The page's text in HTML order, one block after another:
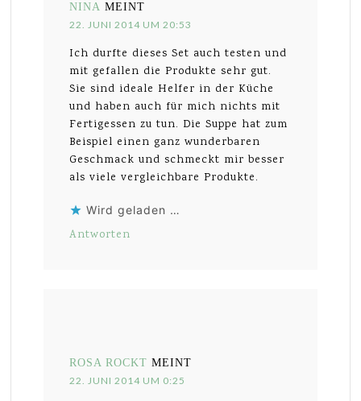
NINA MEINT
22. JUNI 2014 UM 20:53
Ich durfte dieses Set auch testen und
mit gefallen die Produkte sehr gut.
Sie sind ideale Helfer in der Küche
und haben auch für mich nichts mit
Fertigessen zu tun. Die Suppe hat zum
Beispiel einen ganz wunderbaren
Geschmack und schmeckt mir besser
als viele vergleichbare Produkte.
Wird geladen …
Antworten
ROSA ROCKT MEINT
22. JUNI 2014 UM 0:25